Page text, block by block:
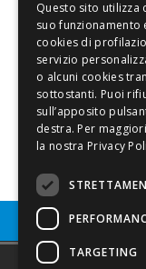
FACEBOOK
Sede legale,
TARGETING